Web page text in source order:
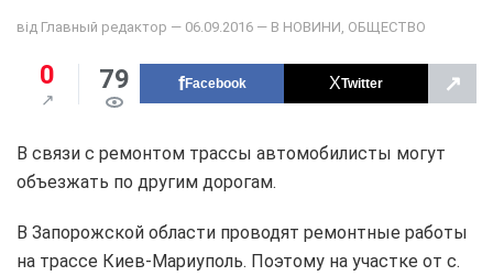
від Главный редактор — 06.09.2016 — В НОВИНИ ОБЩЕСТВО
0 79 Facebook Twitter ↗
В связи с ремонтом трассы автомобилисты могут
объезжать по другим дорогам.
В Запорожской области проводят ремонтные работы
на трассе Киев-Мариуполь. Поэтому на участке от с.